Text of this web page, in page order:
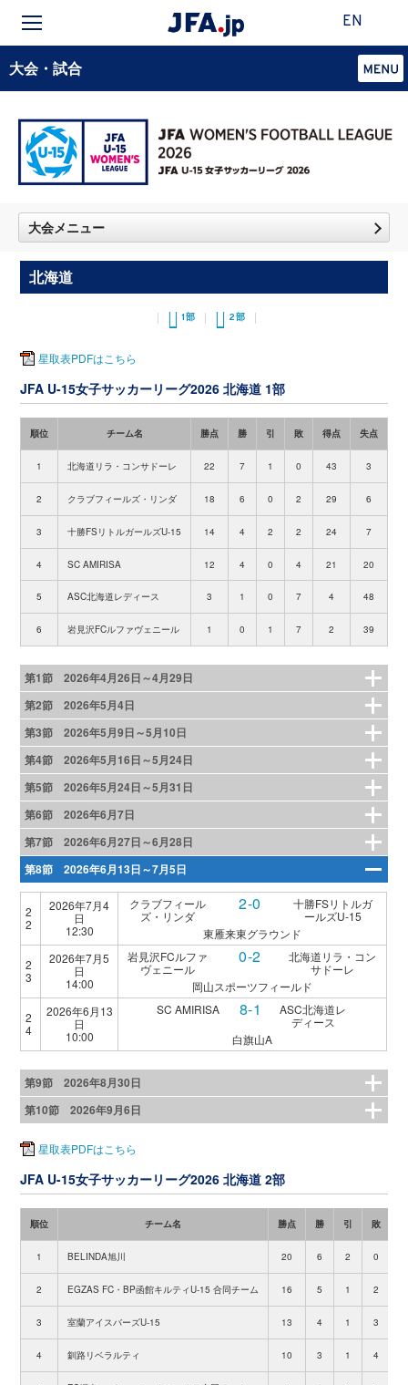
EN
大会・試合
大会メニュー
北海道
1部 2部
星取表PDFはこちら
JFA U-15女子サッカーリーグ2026 北海道 1部
順位 チーム名 勝点 勝 引 敗 得点 失点
1 北海道リラ・コンサドーレ 22 7 1 0 43 3
2 クラブフィールズ・リンダ 18 6 0 2 29 6
3 十勝FSリトルガールズU-15 14 4 2 2 24 7
4 SC AMIRISA 12 4 0 4 21 20
5 ASC北海道レディース 3 1 0 7 4 48
6 岩見沢FCルファヴェニール 1 0 1 7 2 39
第1節 2026年4月26日～4月29日
第2節 2026年5月4日
第3節 2026年5月9日～5月10日
第4節 2026年5月16日～5月24日
第5節 2026年5月24日～5月31日
第6節 2026年6月7日
第7節 2026年6月27日～6月28日
第8節 2026年6月13日～7月5日
2
2
2026年7月4
日
12:30
クラブフィール
ズ・リンダ
2-0
十勝FSリトルガ
ールズU-15
東雁来東グラウンド
2
3
2026年7月5
日
14:00
岩見沢FCルファ
ヴェニール
0-2
北海道リラ・コン
サドーレ
岡山スポーツフィールド
2
4
2026年6月13
日
10:00
SC AMIRISA 8-1
ASC北海道レ
ディース
白旗山A
第9節 2026年8月30日
第10節 2026年9月6日
星取表PDFはこちら
JFA U-15女子サッカーリーグ2026 北海道 2部
順位 チーム名 勝点 勝 引 敗
1 BELINDA旭川 20 6 2 0
2 EGZAS FC・BP函館キルティU-15 合同チーム 16 5 1 2
3 室蘭アイスバーズU-15 13 4 1 3
4 釧路リベラルティ 10 3 1 4